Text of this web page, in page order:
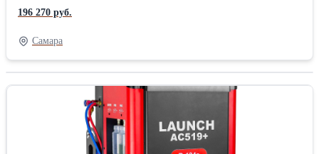
115% в динамике). Толщина профиля колонны 5 мм.
Механическое управление стопорами.Трап синхронизации
расположен снизу. Подъемники Launch имеют дополнительную
защиту тросов и шлангов в трапе синхронизации - снизу -
металлической короб, исключающий контакт троса и
их от грязи и влаги. Двухстоечные подъемники Launch
сертифицированы по европейским стандартам CE, таким
образом фактическая грузоподъемность даже базовых моделей в
3.5 тонны превосходит аналоги других китайских
производителей, имеющих маркировку 4 тонны (не
196 270 руб.
Самара